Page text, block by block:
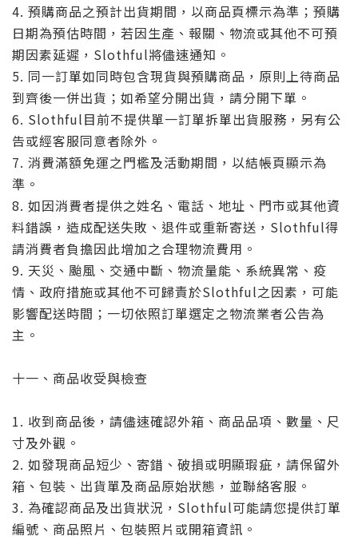
4. 預購商品之預計出貨期間，以商品頁標示為準；預購
日期為預估時間，若因生產、報關、物流或其他不可預
期因素延遲，Slothful將儘速通知。
5. 同一訂單如同時包含現貨與預購商品，原則上待商品
到齊後一併出貨；如希望分開出貨，請分開下單。
6. Slothful目前不提供單一訂單拆單出貨服務，另有公
告或經客服同意者除外。
7. 消費滿額免運之門檻及活動期間，以結帳頁顯示為
準。
8. 如因消費者提供之姓名、電話、地址、門市或其他資
料錯誤，造成配送失敗、退件或重新寄送，Slothful得
請消費者負擔因此增加之合理物流費用。
9. 天災、颱風、交通中斷、物流量能、系統異常、疫
情、政府措施或其他不可歸責於Slothful之因素，可能
影響配送時間；一切依照訂單選定之物流業者公告為
主。
十一、商品收受與檢查
1. 收到商品後，請儘速確認外箱、商品品項、數量、尺
寸及外觀。
2. 如發現商品短少、寄錯、破損或明顯瑕疵，請保留外
箱、包裝、出貨單及商品原始狀態，並聯絡客服。
3. 為確認商品及出貨狀況，Slothful可能請您提供訂單
編號、商品照片、包裝照片或開箱資訊。